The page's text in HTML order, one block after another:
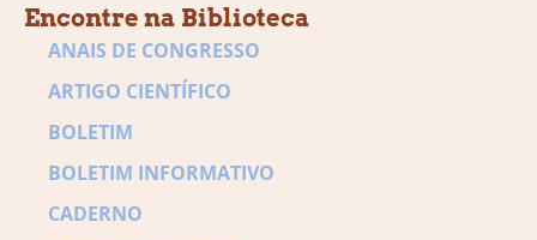
Encontre na Biblioteca
ANAIS DE CONGRESSO
ARTIGO CIENTÍFICO
BOLETIM
BOLETIM INFORMATIVO
CADERNO